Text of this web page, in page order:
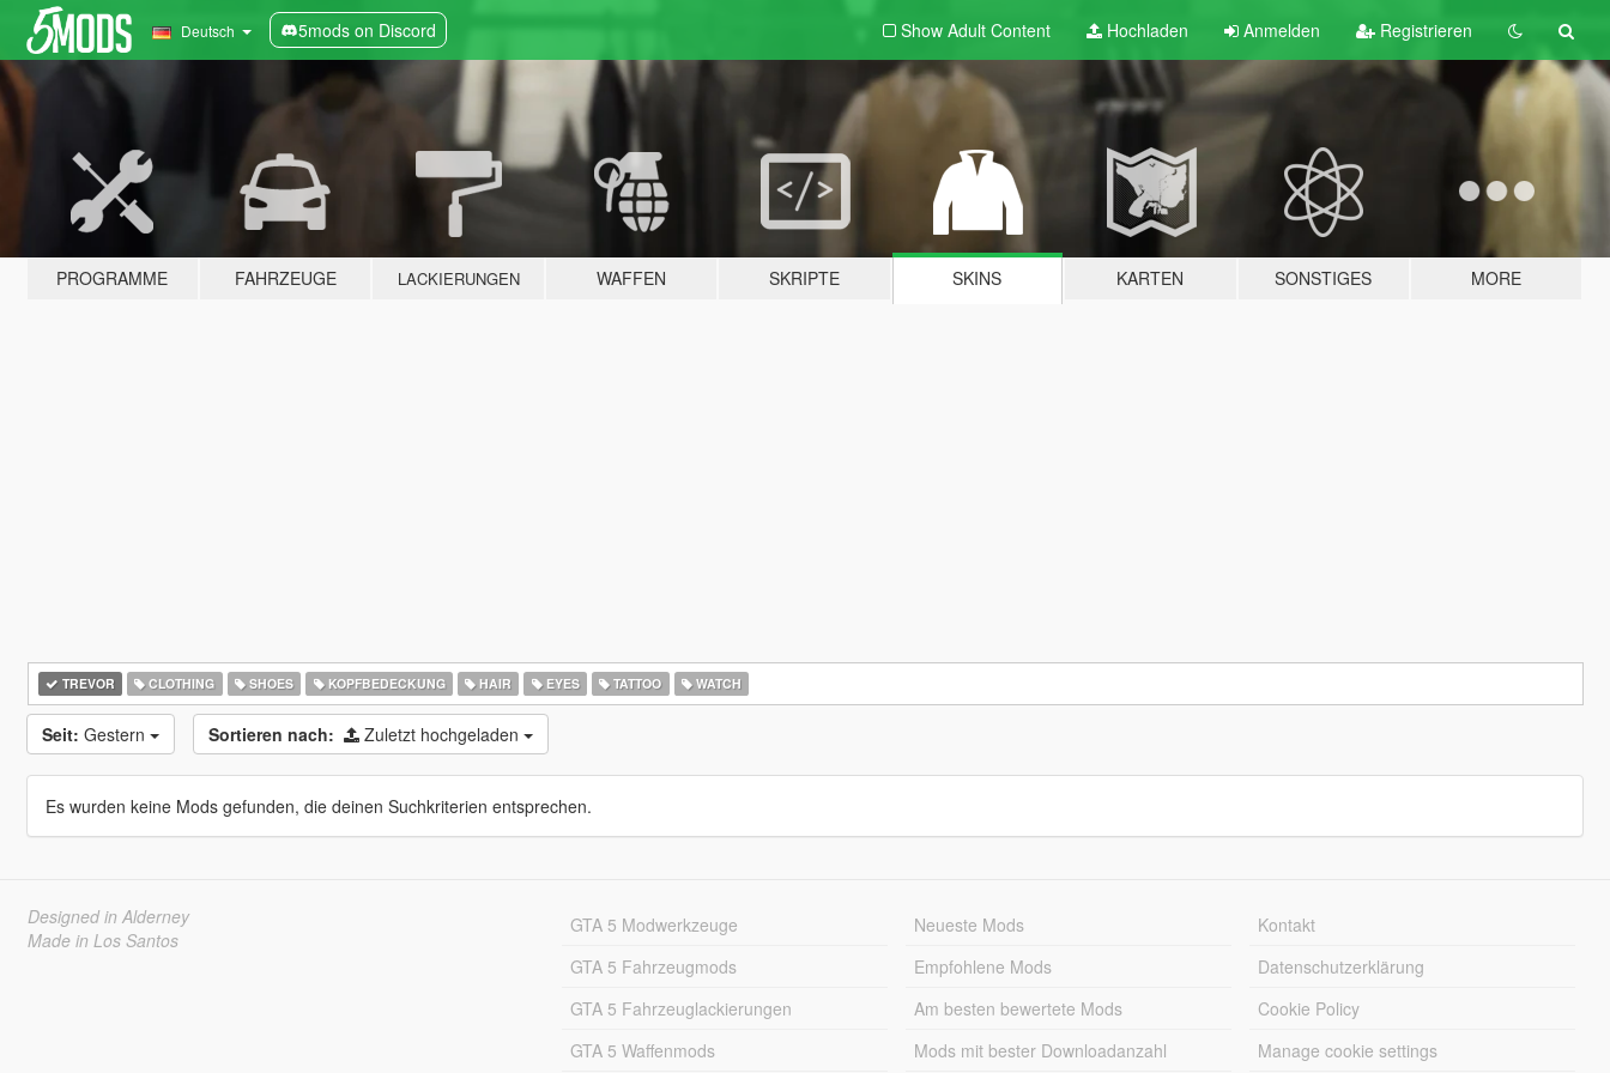
Deutsch 5mods on Discord Show Adult Content Hochladen Anmelden Registrieren
PROGRAMME FAHRZEUGE LACKIERUNGEN WAFFEN SKRIPTE SKINS KARTEN SONSTIGES MORE
TREVOR CLOTHING SHOES KOPFBEDECKUNG HAIR EYES TATTOO WATCH
Seit: Gestern Sortieren nach: Zuletzt hochgeladen
Es wurden keine Mods gefunden, die deinen Suchkriterien entsprechen.
Designed in Alderney
Made in Los Santos
GTA 5 Modwerkzeuge
GTA 5 Fahrzeugmods
GTA 5 Fahrzeuglackierungen
GTA 5 Waffenmods
Neueste Mods
Empfohlene Mods
Am besten bewertete Mods
Mods mit bester Downloadanzahl
Kontakt
Datenschutzerklärung
Cookie Policy
Manage cookie settings